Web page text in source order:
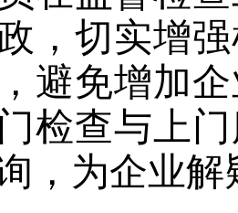
，切实增
避免增加
检查与上
，为企业解